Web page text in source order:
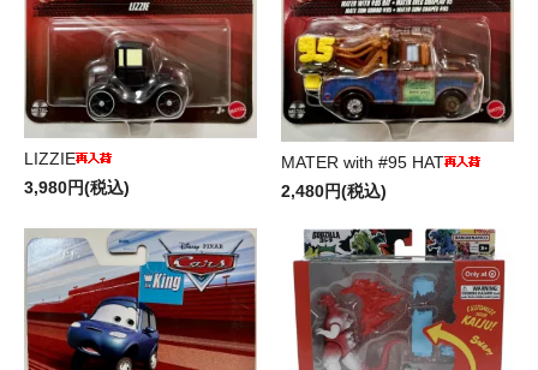
LIZZIE
3,980円(税込)
MATER with #95 HAT
2,480円(税込)